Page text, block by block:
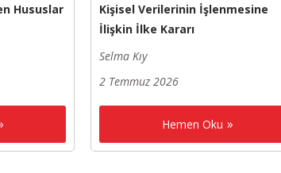
Hususlar
Kişisel Verilerinin İşlenmesine
İlişkin İlke Kararı
Selma Kıy
2 Temmuz 2026
Hemen Oku